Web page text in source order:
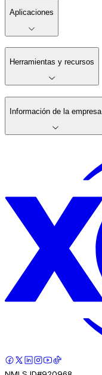
Aplicaciones
Herramientas y recursos
Información de la empresa